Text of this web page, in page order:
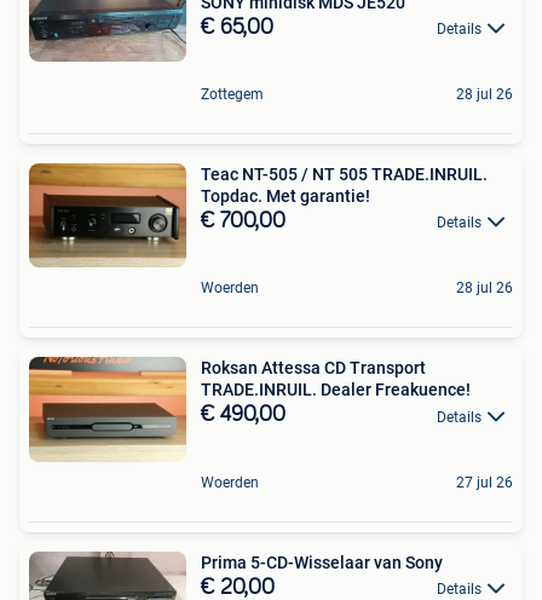
€ 65,00 Details
Zottegem 28 jul 26
Teac NT-505 / NT 505 TRADE.INRUIL.
Topdac. Met garantie!
€ 700,00 Details
Woerden 28 jul 26
Roksan Attessa CD Transport
TRADE.INRUIL. Dealer Freakuence!
€ 490,00 Details
Woerden 27 jul 26
Prima 5-CD-Wisselaar van Sony
€ 20,00 Details